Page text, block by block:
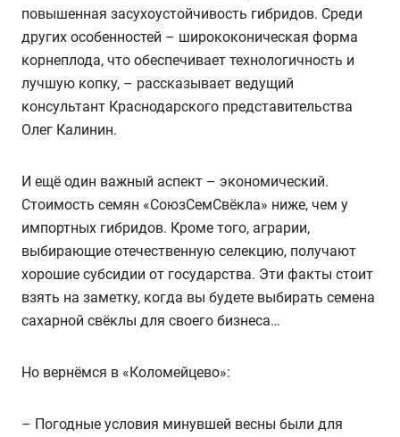
повышенная засухоустойчивость гибридов. Среди
других особенностей – ширококоническая форма
корнеплода, что обеспечивает технологичность и
лучшую копку, – рассказывает ведущий
консультант Краснодарского представительства
Олег Калинин.
И ещё один важный аспект – экономический.
Стоимость семян «СоюзСемСвёкла» ниже, чем у
импортных гибридов. Кроме того, аграрии,
выбирающие отечественную селекцию, получают
хорошие субсидии от государства. Эти факты стоит
взять на заметку, когда вы будете выбирать семена
сахарной свёклы для своего бизнеса…
Но вернёмся в «Коломейцево»:
– Погодные условия минувшей весны были для